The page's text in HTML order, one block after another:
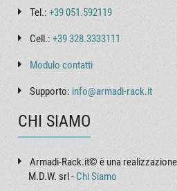
Tel.:+39 051.592119
Cell.:+39 328.3333111
Modulo contatti
Supporto: info@armadi-rack.it
CHI SIAMO
Armadi-Rack.it© è una realizzazione
M.D.W. srl - Chi Siamo